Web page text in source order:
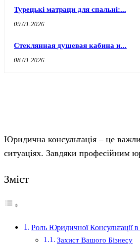
Турецькі матраци для спальні:...
09.01.2026
Стеклянная душевая кабина и...
08.01.2026
Юридична консультація – це
ситуаціях. Завдяки професійним
Зміст
Роль Юридичної Консультації
Захист Вашого Бізнесу